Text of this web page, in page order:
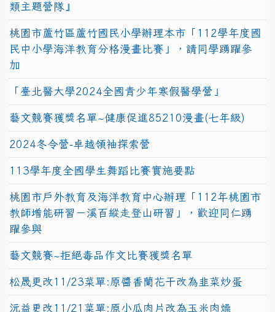
類主題營隊』
桃園市蘆竹區蘆竹國民小學辦理本市「112學年度國
民中小學海洋教育分格漫畫比賽」，請同學踴躍參
加
「臺北醫大學2024全國青少年寒假醫學營」
藝文競賽獲獎名單~健康促進85210漫畫(七年級)
2024冬令營-卓越領袖探索營
113學年度全國學生舞蹈比賽實施要點
桃園市戶外教育及海洋教育中心辦理「112年桃園市
教師增能研習－溪百縱走登山研習」，歡迎同仁踴
躍參與
藝文競賽~拒絕毒品作文比賽獲獎名單
松晟更改11/23菜單:原醬香蘭花干改為韭菜炒蛋
沅益更改11/21菜單:原小瓜肉片改為玉米肉燥